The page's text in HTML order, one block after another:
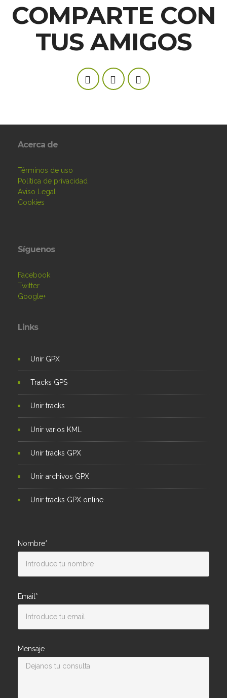
COMPARTE CON
TUS AMIGOS
Acerca de
Términos de uso
Política de privacidad
Aviso Legal
Cookies
Síguenos
Facebook
Twitter
Google+
Links
Unir GPX
Tracks GPS
Unir tracks
Unir varios KML
Unir tracks GPX
Unir archivos GPX
Unir tracks GPX online
Nombre*
Email*
Mensaje